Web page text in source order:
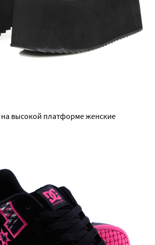
высокой платформе женские